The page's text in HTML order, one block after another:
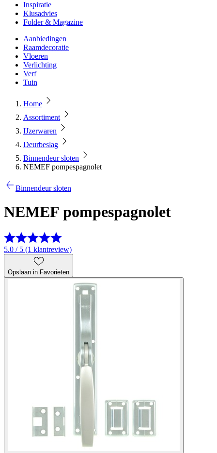
Inspiratie
Klusadvies
Folder & Magazine
Aanbiedingen
Raamdecoratie
Vloeren
Verlichting
Verf
Tuin
Home
Assortiment
IJzerwaren
Deurbeslag
Binnendeur sloten
NEMEF pompespagnolet
Binnendeur sloten
NEMEF pompespagnolet
5.0 / 5 (1 klantreview)
Opslaan in Favorieten